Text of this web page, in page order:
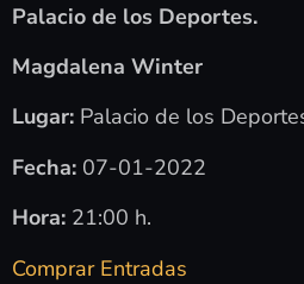
Palacio de los Deportes.
Magdalena Winter
Lugar: Palacio de los
Fecha: 07-01-2022
Hora: 21:00 h.
Comprar Entradas